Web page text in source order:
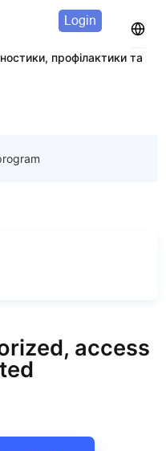
Login
профілактики та
access